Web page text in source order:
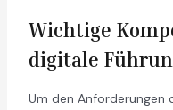
Wichtige
digitale
Um den Anforderungen